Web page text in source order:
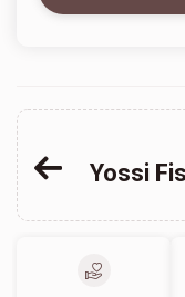
Yossi